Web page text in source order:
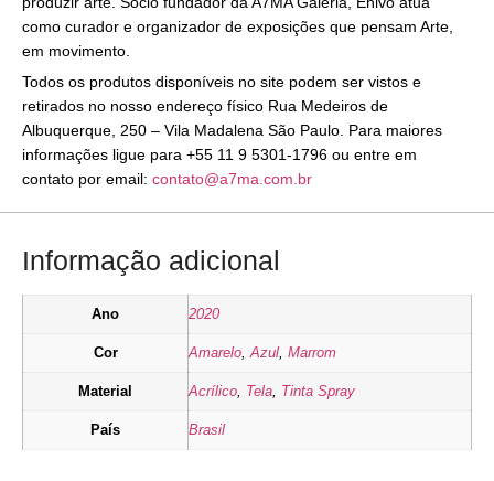
como curador e organizador de exposições que pensam Arte,
em movimento.
Todos os produtos disponíveis no site podem ser vistos e
retirados no nosso endereço físico Rua Medeiros de
Albuquerque, 250 – Vila Madalena São Paulo. Para maiores
informações ligue para +55 11 9 5301-1796 ou entre em
contato por email: contato@a7ma.com.br
Informação adicional
Ano 2020
Cor Amarelo Azul Marrom
Material Acrílico Tela Tinta Spray
País Brasil